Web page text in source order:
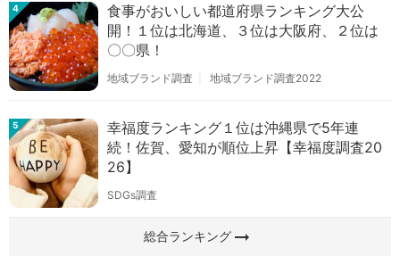
4
食事がおいしい都道府県ランキング大公
開！１位は北海道、３位は大阪府、２位は
〇〇県！
地域ブランド調査 地域ブランド調査2022
5
幸福度ランキング１位は沖縄県で5年連
続！佐賀、愛知が順位上昇【幸福度調査20
26】
SDGs調査
総合ランキングarrow_right_alt